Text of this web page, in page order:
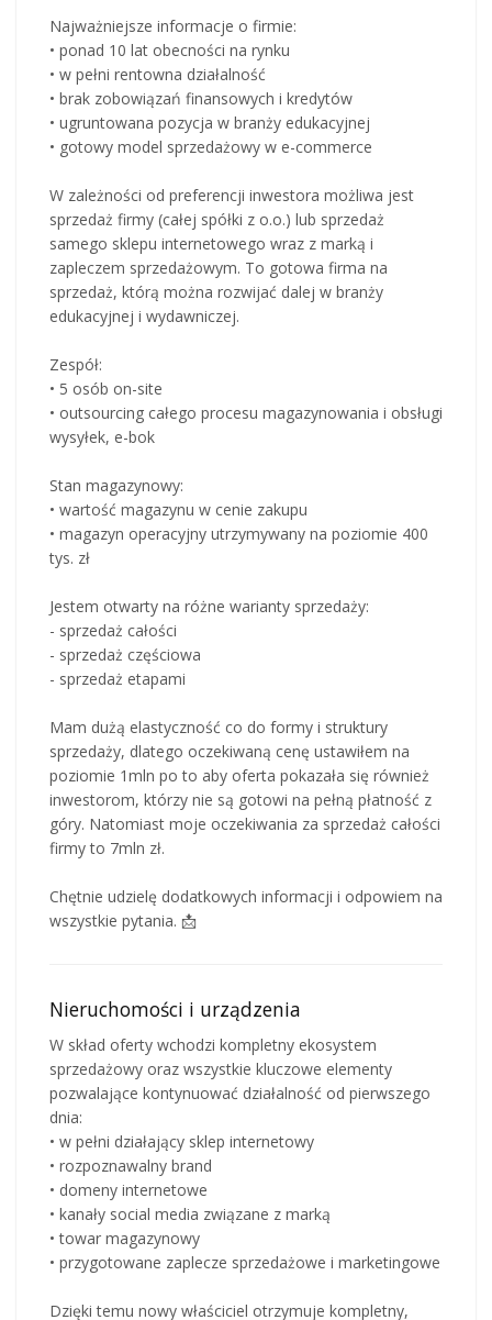
Najważniejsze informacje o firmie:
• ponad 10 lat obecności na rynku
• w pełni rentowna działalność
• brak zobowiązań finansowych i kredytów
• ugruntowana pozycja w branży edukacyjnej
• gotowy model sprzedażowy w e-commerce
W zależności od preferencji inwestora możliwa jest
sprzedaż firmy (całej spółki z o.o.) lub sprzedaż
samego sklepu internetowego wraz z marką i
zapleczem sprzedażowym. To gotowa firma na
sprzedaż, którą można rozwijać dalej w branży
edukacyjnej i wydawniczej.
Zespół:
• 5 osób on-site
• outsourcing całego procesu magazynowania i obsługi
wysyłek, e-bok
Stan magazynowy:
• wartość magazynu w cenie zakupu
• magazyn operacyjny utrzymywany na poziomie 400
tys. zł
Jestem otwarty na różne warianty sprzedaży:
- sprzedaż całości
- sprzedaż częściowa
- sprzedaż etapami
Mam dużą elastyczność co do formy i struktury
sprzedaży, dlatego oczekiwaną cenę ustawiłem na
poziomie 1mln po to aby oferta pokazała się również
inwestorom, którzy nie są gotowi na pełną płatność z
góry. Natomiast moje oczekiwania za sprzedaż całości
firmy to 7mln zł.
Chętnie udzielę dodatkowych informacji i odpowiem na
wszystkie pytania. 📩
Nieruchomości i urządzenia
W skład oferty wchodzi kompletny ekosystem
sprzedażowy oraz wszystkie kluczowe elementy
pozwalające kontynuować działalność od pierwszego
dnia:
• w pełni działający sklep internetowy
• rozpoznawalny brand
• domeny internetowe
• kanały social media związane z marką
• towar magazynowy
• przygotowane zaplecze sprzedażowe i marketingowe
Dzięki temu nowy właściciel otrzymuje kompletny,